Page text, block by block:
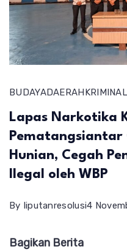
BUDAYADAERAH
Lapas Narkotika
Pematangsiantar
Hunian, Cegah
Ilegal oleh WBP
By liputanresolusi4
Bagikan Berita